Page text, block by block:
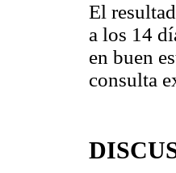
El
a los 14
en buen
consulta